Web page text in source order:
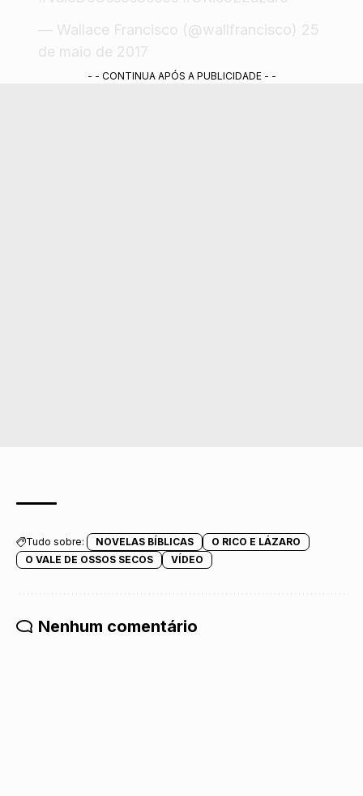
— Wallace Francisco (@wallfrancisco) 25
de maio de 2017
- - CONTINUA APÓS A PUBLICIDADE - -
Tudo sobre: NOVELAS BÍBLICAS
O RICO E LÁZARO
O VALE DE OSSOS SECOS
VÍDEO
Nenhum comentário